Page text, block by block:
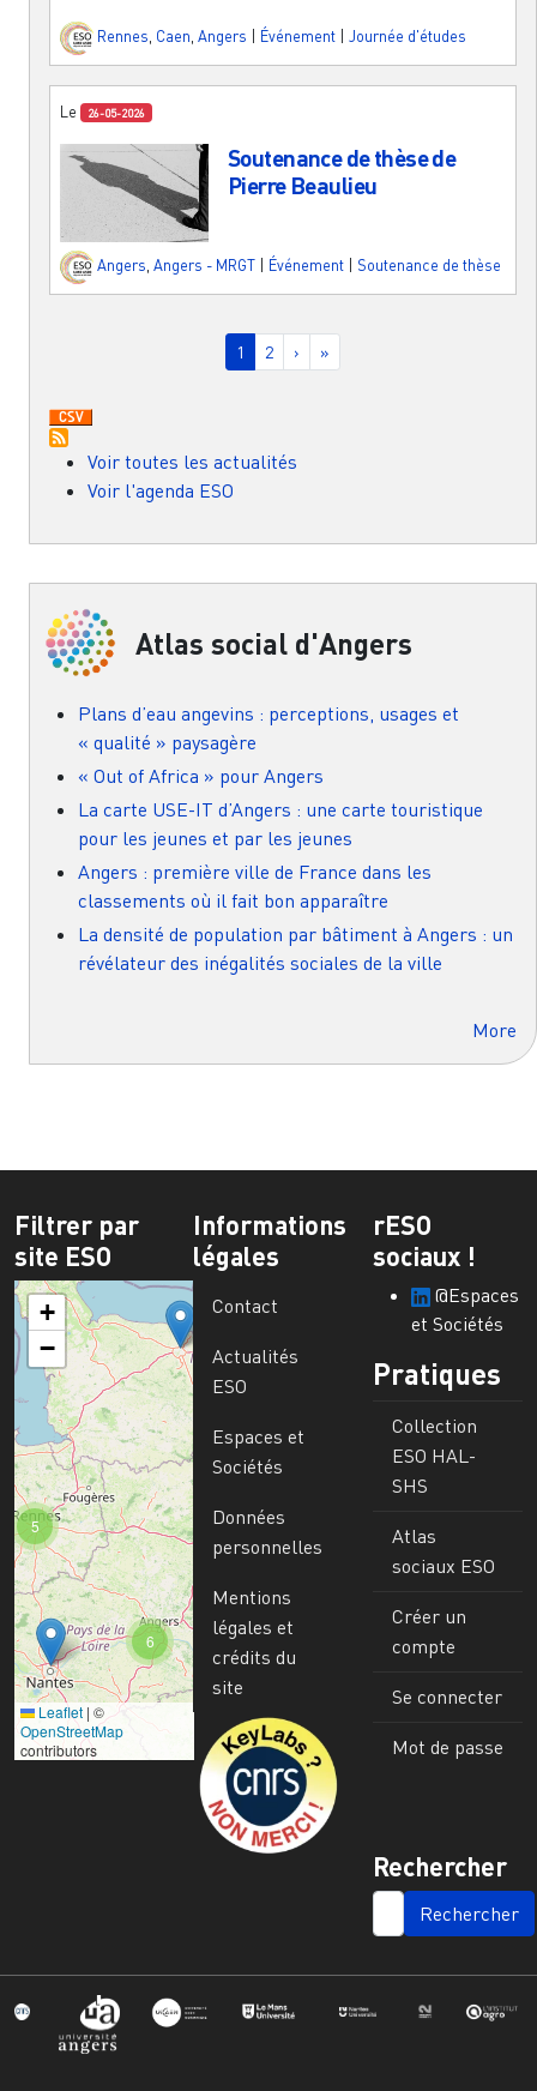
Rennes Caen Angers Événement Journée d'études
Le 26-05-2026
Soutenance de thèse de
Pierre Beaulieu
Angers Angers - MRGT Événement Soutenance de thèse
Page courante
1 Page
2 Page suivante
› Dernière page
»
Voir toutes les actualités
Voir l'agenda ESO
Atlas social d'Angers
Plans d’eau angevins : perceptions, usages et
« qualité » paysagère
« Out of Africa » pour Angers
La carte USE-IT d’Angers : une carte touristique
pour les jeunes et par les jeunes
Angers : première ville de France dans les
classements où il fait bon apparaître
La densité de population par bâtiment à Angers : un
révélateur des inégalités sociales de la ville
More
Filtrer par
site ESO
6
5
+
−
Leaflet | ©
OpenStreetMap
contributors
Informations
légales
Contact
Actualités
ESO
Espaces et
Sociétés
Données
personnelles
Mentions
légales et
crédits du
site
Image
rESO
sociaux !
@Espaces
et Sociétés
Pratiques
Collection
ESO HAL-
SHS
Atlas
sociaux ESO
Créer un
compte
Se connecter
Mot de passe
Rechercher
SEARCH